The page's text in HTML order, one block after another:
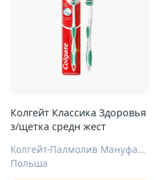
Колгейт Классика Здоровья
з/щетка средн жест
Колгейт-Палмолив Мануфактуринг
Польша